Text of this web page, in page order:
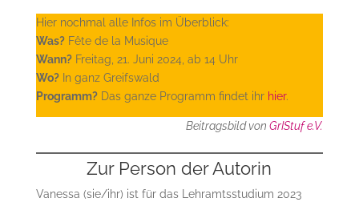
Hier nochmal alle Infos im Überblick:
Was?Fête de la Musique
Wann?Freitag, 21. Juni 2024, ab 14 Uhr
Wo?In ganz Greifswald
Programm?Das ganze Programm findet ihr hier.
Beitragsbild vonGrIStuf e.V.
Zur Person der Autorin
Vanessa (sie/ihr) ist für das Lehramtsstudium 2023